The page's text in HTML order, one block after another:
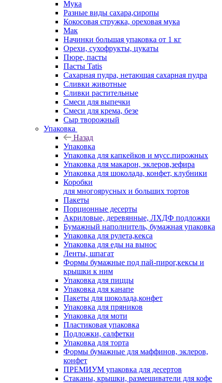
Мука
Разные виды сахара,сиропы
Кокосовая стружка, ореховая мука
Мак
Начинки большая упаковка от 1 кг
Орехи, сухофрукты, цукаты
Пюре, пасты
Пасты Tatis
Сахарная пудра, нетающая сахарная пудра
Сливки животные
Сливки растительные
Смеси для выпечки
Смеси для крема, безе
Сыр творожный
Упаковка
Назад
Упаковка
Упаковка для капкейков и мусс.пирожных
Упаковка для макарон, эклеров,зефира
Упаковка для шоколада, конфет, клубники
Коробки
для многоярусных и больших тортов
Пакеты
Порционные десерты
Акриловые, деревянные, ЛХДФ подложки
Бумажный наполнитель, бумажная упаковка
Упаковка для рулета,кекса
Упаковка для еды на вынос
Ленты, шпагат
Формы бумажные под пай-пирог,кексы и
крышки к ним
Упаковка для пиццы
Упаковка для канапе
Пакеты для шоколада,конфет
Упаковка для пряников
Упаковка для моти
Пластиковая упаковка
Подложки, салфетки
Упаковка для торта
Формы бумажные для маффинов, эклеров,
конфет
ПРЕМИУМ упаковка для десертов
Стаканы, крышки, размешиватели для кофе